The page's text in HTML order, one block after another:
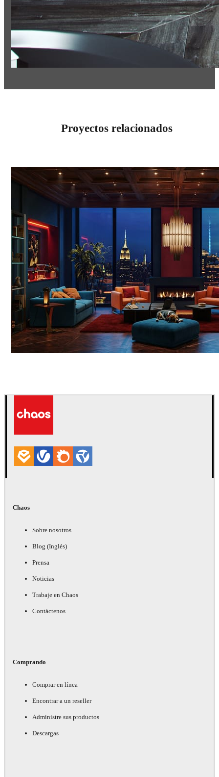
Proyectos relacionados
Chaos
Sobre nosotros
Blog (Inglés)
Prensa
Noticias
Trabaje en Chaos
Contáctenos
Comprando
Comprar en línea
Encontrar a un reseller
Administre sus productos
Descargas